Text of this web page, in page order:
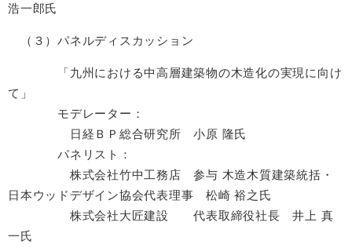
浩一郎氏
（３）パネルディスカッション
「九州における中高層建築物の木造化の実現に向け
て」
モデレーター：
日経ＢＰ総合研究所 小原 隆氏
パネリスト：
株式会社竹中工務店 参与 木造木質建築統括・
日本ウッドデザイン協会代表理事 松崎 裕之氏
株式会社大匠建設 代表取締役社長 井上 真
一氏